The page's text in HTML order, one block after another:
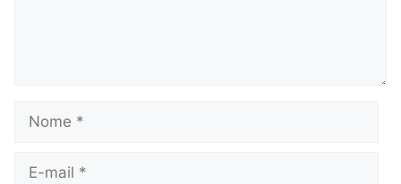
Nome